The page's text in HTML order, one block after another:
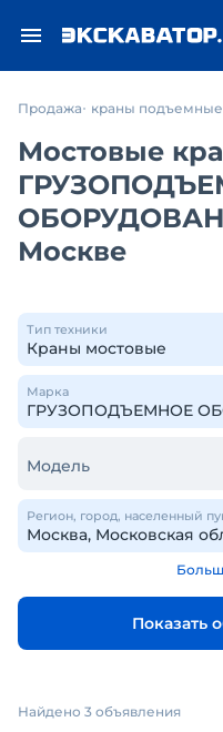
Продажа краны подъемные
Мостовые
Москве
Тип техники
Марка
Модель
Регион, город, населенный
Показать
Найдено 3 объявления